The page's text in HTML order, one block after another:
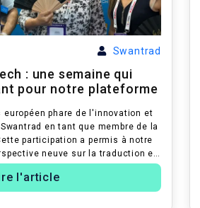
Swantrad
: une semaine qui
pour notre plateforme
européen phare de l'innovation et
en tant que membre de la
participation a permis à notre
neuve sur la traduction et
l'article